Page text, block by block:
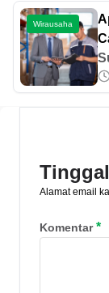
Wirausaha
Alamat email
Komentar*